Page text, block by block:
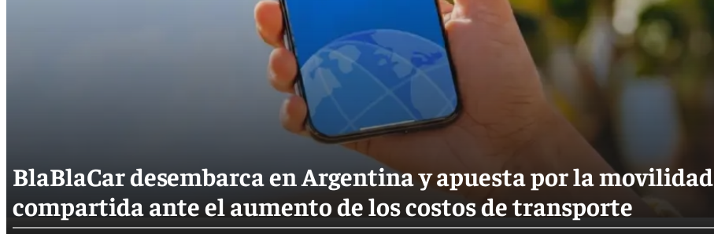
BlaBlaCar desembarca en Argentina y apuesta por la movilidad
compartida ante el aumento de los costos de transporte